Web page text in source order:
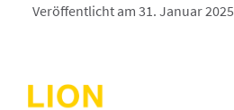
Veröffentlicht am 31. Januar 2025